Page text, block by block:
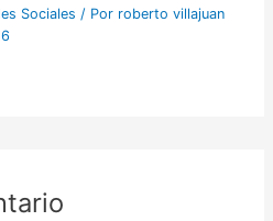
Sociales / Por roberto villajuan